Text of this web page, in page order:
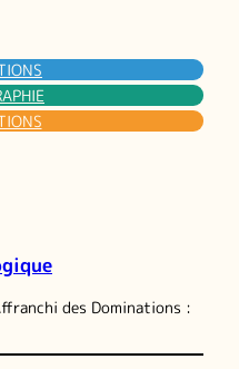
des Dominations :